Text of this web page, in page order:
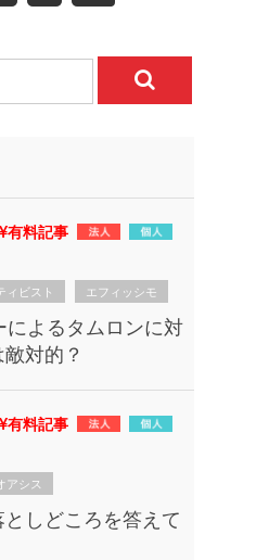
有料記事
ィビスト エフィッシモ
によるタムロンに対
対的？
有料記事
アシス
しどころを答えて